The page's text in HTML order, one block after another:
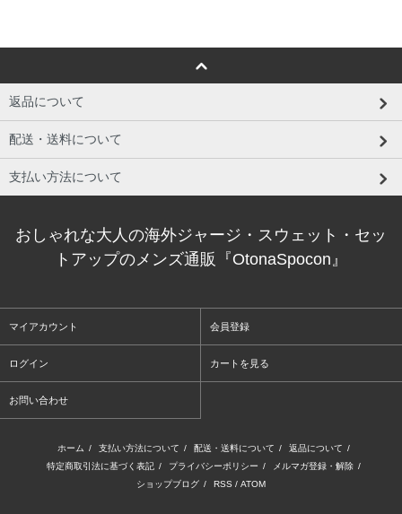
返品について
配送・送料について
支払い方法について
おしゃれな大人の海外ジャージ・スウェット・セッ
トアップのメンズ通販『OtonaSpocon』
マイアカウント 会員登録
ログイン カートを見る
お問い合わせ
ホーム / 支払い方法について / 配送・送料について / 返品について /
特定商取引法に基づく表記 / プライバシーポリシー / メルマガ登録・解除 /
ショップブログ / RSS / ATOM